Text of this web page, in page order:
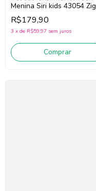
Menina Siri kids 43054 Zig
Zag (Rosa)
R$179,90
3 x de R$59,97 sem juros
Comprar